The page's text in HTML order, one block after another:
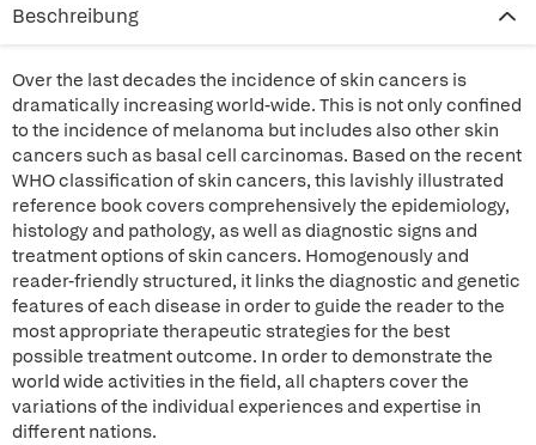
Beschreibung
Over the last decades the incidence of skin cancers is
dramatically increasing world-wide. This is not only confined
to the incidence of melanoma but includes also other skin
cancers such as basal cell carcinomas. Based on the recent
WHO classification of skin cancers, this lavishly illustrated
reference book covers comprehensively the epidemiology,
histology and pathology, as well as diagnostic signs and
treatment options of skin cancers. Homogenously and
reader-friendly structured, it links the diagnostic and genetic
features of each disease in order to guide the reader to the
most appropriate therapeutic strategies for the best
possible treatment outcome. In order to demonstrate the
world wide activities in the field, all chapters cover the
variations of the individual experiences and expertise in
different nations.